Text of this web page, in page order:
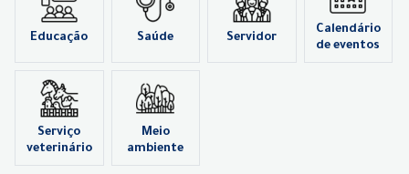
Educação Saúde Servidor
Calendário
de eventos
Serviço
veterinário
Meio
ambiente